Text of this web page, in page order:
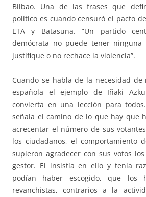
Bilbao. Una de las frases que
político es cuando censuró el pacto
ETA y Batasuna. ”Un partido
demócrata no puede tener
justifique o no rechace la violencia”.
Cuando se habla de la necesidad
española el ejemplo de Iñaki
convierta en una lección para
señala el camino de lo que hay que
acrecentar el número de sus
los ciudadanos, el comportamiento
supieron agradecer con sus votos
gestor. El insistía en ello y tenía
podían haber escogido, que los
revanchistas, contrarios a la